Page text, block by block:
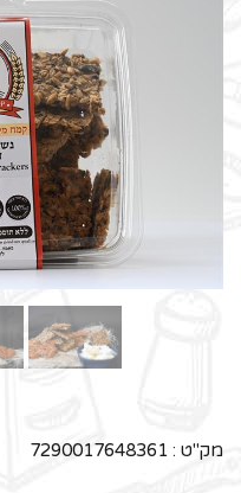
מק"ט : 7290017648361